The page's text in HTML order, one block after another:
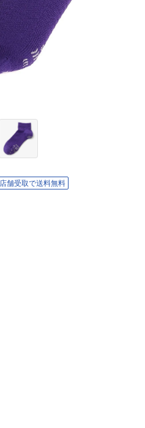
店舗受取で送料無料